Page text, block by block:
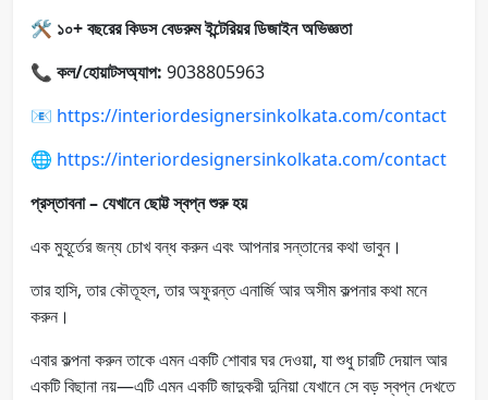
🛠️ ১০+ বছরের কিডস বেডরুম ইন্টেরিয়র ডিজাইন অভিজ্ঞতা
📞 কল/হোয়াটসঅ্যাপ: 9038805963
📧 https://interiordesignersinkolkata.com/contact
🌐 https://interiordesignersinkolkata.com/contact
প্রস্তাবনা – যেখানে ছোট্ট স্বপ্ন শুরু হয়
এক মুহূর্তের জন্য চোখ বন্ধ করুন এবং আপনার সন্তানের কথা ভাবুন।
তার হাসি, তার কৌতূহল, তার অফুরন্ত এনার্জি আর অসীম কল্পনার কথা মনে
করুন।
এবার কল্পনা করুন তাকে এমন একটি শোবার ঘর দেওয়া, যা শুধু চারটি দেয়াল আর
একটি বিছানা নয়—এটি এমন একটি জাদুকরী দুনিয়া যেখানে সে বড় স্বপ্ন দেখতে